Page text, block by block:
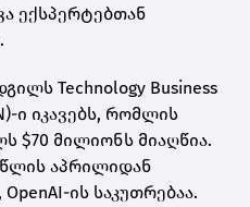
ექსპერტებთან
Technology Business
ი იკავებს, რომლის
$70 მილიონს მიაღწია.
წლის აპრილიდან
ის საკუთრებაა.